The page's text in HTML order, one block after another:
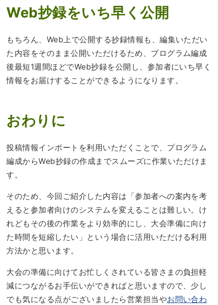
Web抄録をいち早く公開
もちろん、Web上で公開する抄録情報も、編集いただい
た内容をそのまま公開いただけるため、プログラム編成
後最短1週間ほどでWeb抄録を公開し、参加者にいち早く
情報をお届けすることができるようになります。
おわりに
投稿情報インポートを利用いただくことで、プログラム
編成からWeb抄録の作成までスムーズに作業いただけま
す。
そのため、今回ご紹介した内容は「参加者への案内を考
えると参加者向けのシステムを変えることは難しい。け
れどもその後の作業をより効率的にし、大会準備に向け
た時間を短縮したい」という場合に活用いただける利用
方法かと思います。
大会の準備に向けてお忙しくされている皆さまの負担軽
減につながるお手伝いができればと思いますので、少し
でも気になる点がございましたら営業担当やお問い合わ